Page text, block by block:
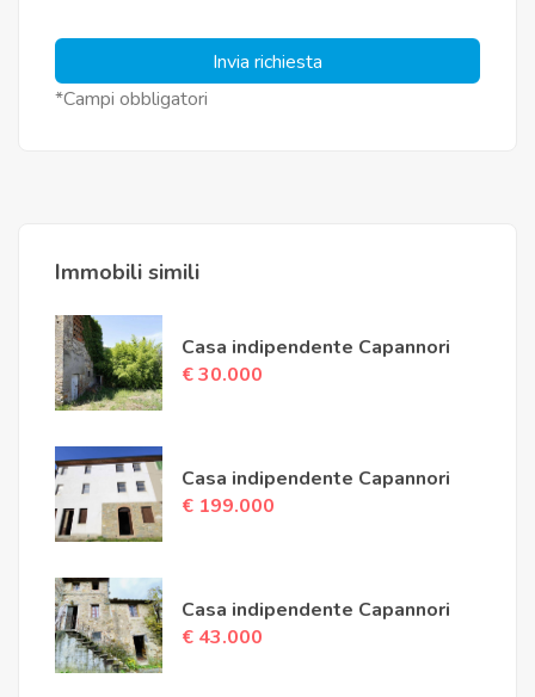
Invia richiesta
*Campi obbligatori
Immobili simili
Casa indipendente Capannori
€ 30.000
Casa indipendente Capannori
€ 199.000
Casa indipendente Capannori
€ 43.000